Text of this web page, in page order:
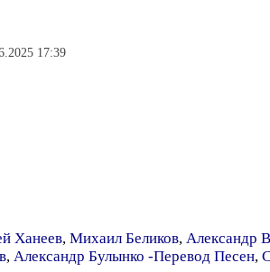
17:39
Ханеев, Михаил Беликов, Александр
, Александр Булынко -Перевод Песен,